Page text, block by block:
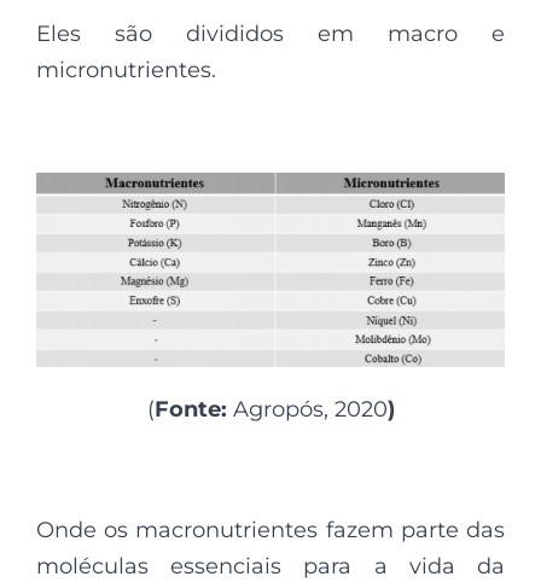
Eles são divididos em macro e
micronutrientes.
(Fonte: Agropós, 2020)
Onde os macronutrientes fazem parte das
moléculas essenciais para a vida da